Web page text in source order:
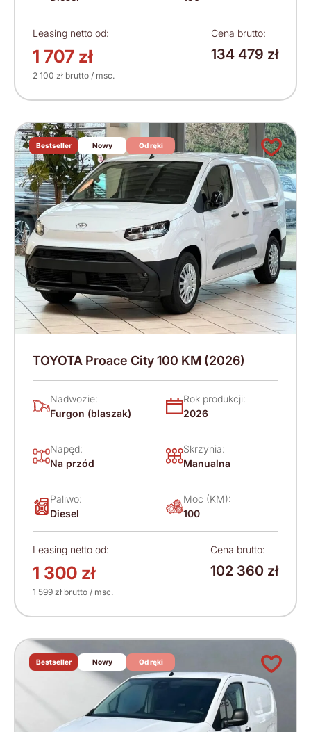
Leasing netto od:
1 707 zł
2 100 zł brutto / msc.
Cena brutto:
134 479 zł
Bestseller Nowy Od ręki
TOYOTA Proace City 100 KM (2026)
Nadwozie:
Furgon (blaszak)
Rok produkcji:
2026
Napęd:
Na przód
Skrzynia:
Manualna
Paliwo:
Diesel
Moc (KM):
100
Leasing netto od:
1 300 zł
1 599 zł brutto / msc.
Cena brutto:
102 360 zł
Bestseller Nowy Od ręki